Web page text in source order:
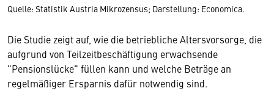
Quelle: Statistik Austria Mikrozensus; Darstellung: Economica.
Die Studie zeigt auf, wie die betriebliche Altersvorsorge, die
aufgrund von Teilzeitbeschäftigung erwachsende
"Pensionslücke" füllen kann und welche Beträge an
regelmäßiger Ersparnis dafür notwendig sind.